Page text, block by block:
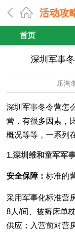
活动攻
首页
深圳军事
乐淘
深圳军事冬令营怎
营，有很多因素，
概况等等，一系列
1.深圳维和童军军
安全保障：标准的
采用军事化标准营
8人/间、被褥床单
供应；入营前对营